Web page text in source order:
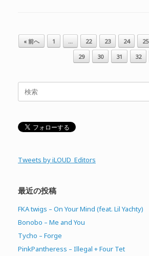
投稿ナビゲーション
« 前へ 1 … 22 23 24 25
29
30 31 32
検
Tweets by iLOUD_Editors
最近の投稿
FKA twigs – On Your Mind (feat. Lil Yachty)
Bonobo – Me and You
Tycho – Forge
PinkPantheress – Illegal + Four Tet